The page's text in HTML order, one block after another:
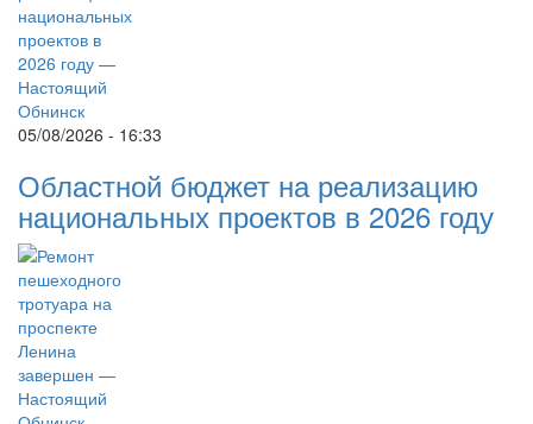
05/08/2026 - 16:33
Областной бюджет на реализацию
национальных проектов в 2026 году